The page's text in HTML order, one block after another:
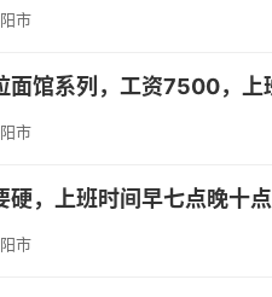
市
面馆系列，工资7500，上
市
硬，上班时间早七点晚十
市